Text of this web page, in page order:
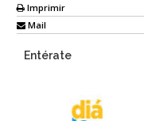
Imprimir
Mail
Entérate